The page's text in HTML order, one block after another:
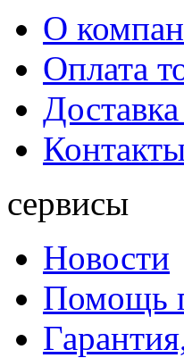
О
Оплата
сервисы
Новости
Помощь